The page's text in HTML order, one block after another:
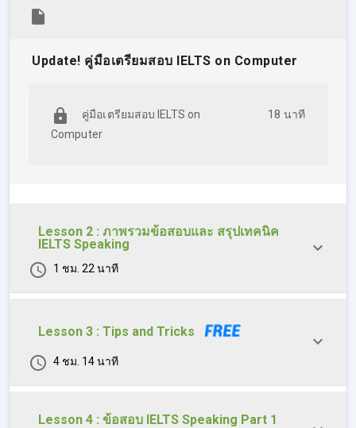
รูปแบบ และตัวอย่างแนวการตอบ IELTS Speaking (General
Update! คู่มือเตรียมสอบ IELTS on Computer
คู่มือเตรียมสอบ IELTS on
Computer
18 นาที
Lesson 2 : ภาพรวมข้อสอบและ สรุปเทคนิค
IELTS Speaking
1 ชม. 22 นาที
Lesson 3 : Tips and Tricks
4 ชม. 14 นาที
Lesson 4 : ข้อสอบ IELTS Speaking Part 1